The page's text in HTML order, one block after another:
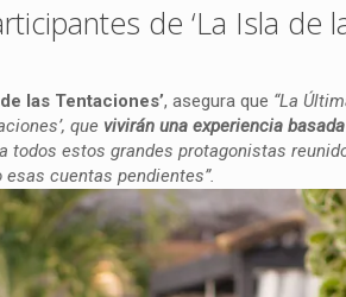
de ‘La Isla de
las Tentaciones’, asegura que “La
que vivirán una experiencia
a todos estos grandes protagonistas
cuentas pendientes”.